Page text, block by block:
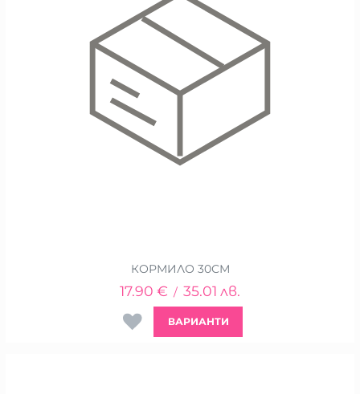
КОРМИЛО 30СМ
17.90 € / 35.01 лв.
ВАРИАНТИ